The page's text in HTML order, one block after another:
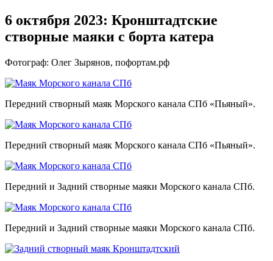
6 октября 2023: Кронштадтские
створные маяки с борта катера
Фотограф: Олег Зырянов, пофортам.рф
Передний створный маяк Морского канала СПб «Пьяный».
Передний створный маяк Морского канала СПб «Пьяный».
Передний и Задний створные маяки Морского канала СПб.
Передний и Задний створные маяки Морского канала СПб.